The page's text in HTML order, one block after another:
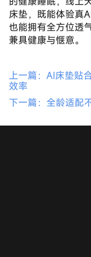
床垫，既能体验真
也能拥有全方位透
兼具健康与惬意。
上一篇：AI床垫贴
效率
下一篇：全龄适配